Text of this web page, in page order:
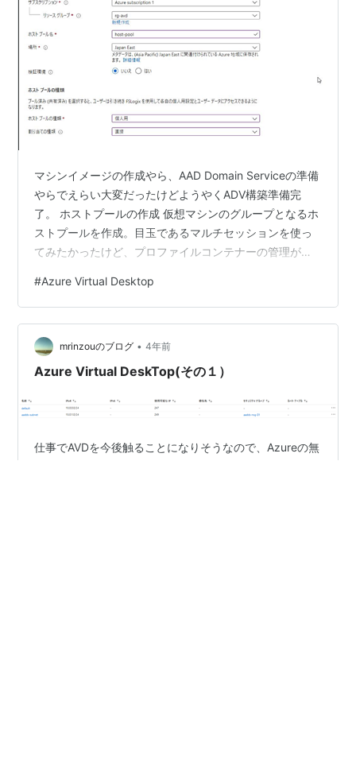
マシンイメージの作成やら、AAD Domain Serviceの準備
やらでえらい大変だったけどようやくADV構築準備完
了。 ホストプールの作成 仮想マシンのグループとなるホ
ストプールを作成。目玉であるマルチセッションを使っ
てみたかったけど、プロファイルコンテナーの管理が面
ト（ちょっとはまった。後述）やローカルPCの管理者ア
カウントを入力。 デスクトップアプリグループやワーク
スペースもあわせて作成。 あんまり意識していなかった
けど、アプリケーショングループも勝手に作成されてい
た。 アプリケーショングループにグループ割り当て AVD
#Azure Virtual Desktop
mrinzouのブログ • 4年前
Azure Virtual DeskTop(その１）
仕事でAVDを今後触ることになりそうなので、Azureの無